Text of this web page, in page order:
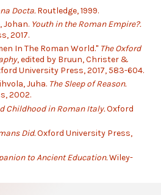
Docta.Routledge, 1999.
Johan. Youth in the Roman Empire?.
2017.
In The Roman World." The Oxford
, edited by Bruun, Christer &
University Press, 2017, 583-604.
Juha. The Sleep of Reason.
2002.
Childhood in Roman Italy.Oxford
Did.Oxford University Press,
to Ancient Education.Wiley-